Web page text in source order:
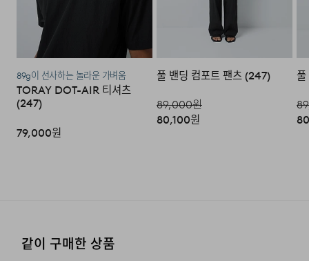
·단순 변심으로 인한 교환 및 반품 시 택배비용은 고객님께
서 부담하셔야 합니다. (배송착오 및 제품 불량의 경우 제외)
3. 교환/반품이 가능한 경우
·상품을 공급받으신 날로부터 7일 이내에 요청이 가능합니
4. 교환/반품이 불가능한 경우
89g이 선사하는 놀라운 가벼움
TORAY DOT-AIR 티셔츠
(247)
79,000원
풀 밴딩 컴포트 팬츠 (247)
89,000원
80,100원
풀
같이 구매한 상품